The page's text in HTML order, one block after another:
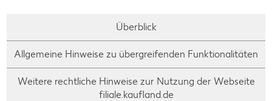
Überblick
Allgemeine Hinweise zu übergreifenden Funktionalitäten
Weitere rechtliche Hinweise zur Nutzung der Webseite
filiale.kaufland.de